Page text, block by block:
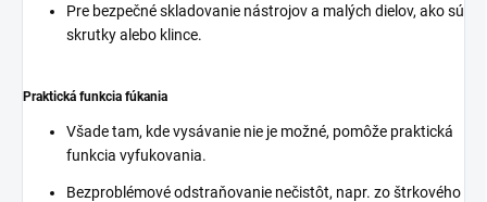
Pre bezpečné skladovanie nástrojov a malých dielov, ako sú
skrutky alebo klince.
Praktická funkcia fúkania
Všade tam, kde vysávanie nie je možné, pomôže praktická
funkcia vyfukovania.
Bezproblémové odstraňovanie nečistôt, napr. zo štrkového